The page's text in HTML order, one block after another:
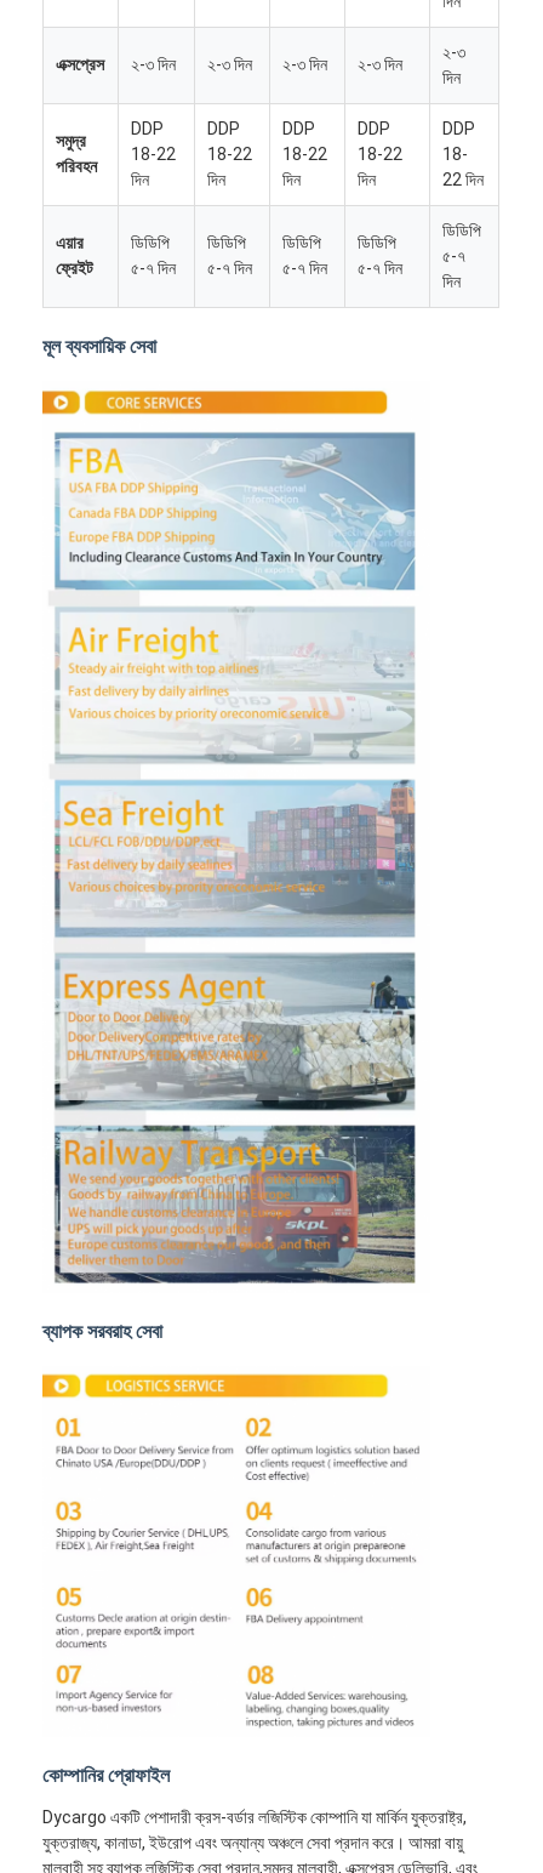
বাড়ি
পণ্য
আমাদের সম্পর্কে
কারখানা ভ্রমণ
মান নিয়ন্ত্রণ
আমাদের সাথে যোগাযোগ করুন
এখন চ্যাট করুন
আন্তর্জাতিক মালবাহী ফরোয়ার্ড
এয়ার ফ্রেট ফরওয়ার্ড
সমুদ্রের মালবাহী
চীন থেকে ডিডিপি শিপিং
রেল মালবাহী
আমাজনে পাঠান
ট্রাক মালবাহী
স্টোরেজ সার্ভিস
এক্সপ্রেস ২-৩ দিন ২-৩ দিন ২-৩ দিন ২-৩ দিন
২-৩
দিন
সমুদ্র
পরিবহন
DDP
18-22
দিন
DDP
18-22
দিন
DDP
18-22
দিন
DDP
18-22
দিন
DDP
18-
22 দিন
এয়ার
ফ্রেইট
ডিডিপি
৫-৭ দিন
ডিডিপি
৫-৭ দিন
ডিডিপি
৫-৭ দিন
ডিডিপি
৫-৭ দিন
ডিডিপি
৫-৭
দিন
মূল ব্যবসায়িক সেবা
ব্যাপক সরবরাহ সেবা
কোম্পানির প্রোফাইল
Dycargo একটি পেশাদারী ক্রস-বর্ডার লজিস্টিক কোম্পানি যা মার্কিন যুক্তরাষ্ট্র,
যুক্তরাজ্য, কানাডা, ইউরোপ এবং অন্যান্য অঞ্চলে সেবা প্রদান করে। আমরা বায়ু
মালবাহী সহ ব্যাপক লজিস্টিক সেবা প্রদান,সমুদ্র মালবাহী, এক্সপ্রেস ডেলিভারি, এবং